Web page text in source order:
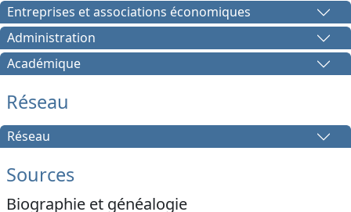
Entreprises et associations économiques
Administration
Académique
Réseau
Réseau
Sources
Biographie et généalogie